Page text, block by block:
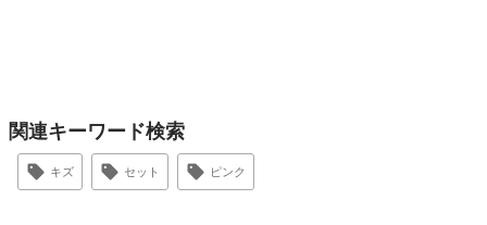
関連キーワード検索
キズ セット ピンク